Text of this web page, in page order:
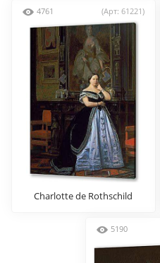
4761 (Арт: 61221)
Charlotte de Rothschild
5190